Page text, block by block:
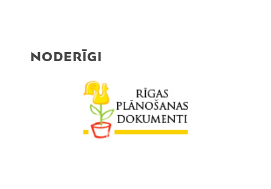
NODERĪGI